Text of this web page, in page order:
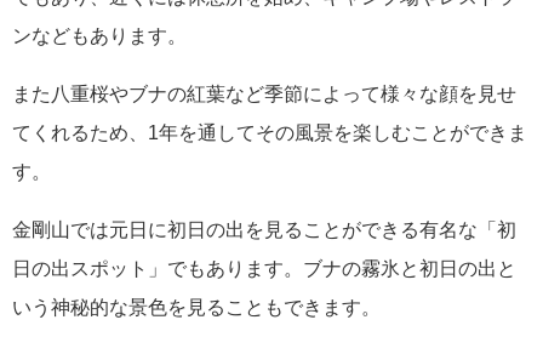
ンなどもあります。
また八重桜やブナの紅葉など季節によって様々な顔を見せ
てくれるため、1年を通してその風景を楽しむことができま
す。
金剛山では元日に初日の出を見ることができる有名な「初
日の出スポット」でもあります。ブナの霧氷と初日の出と
いう神秘的な景色を見ることもできます。